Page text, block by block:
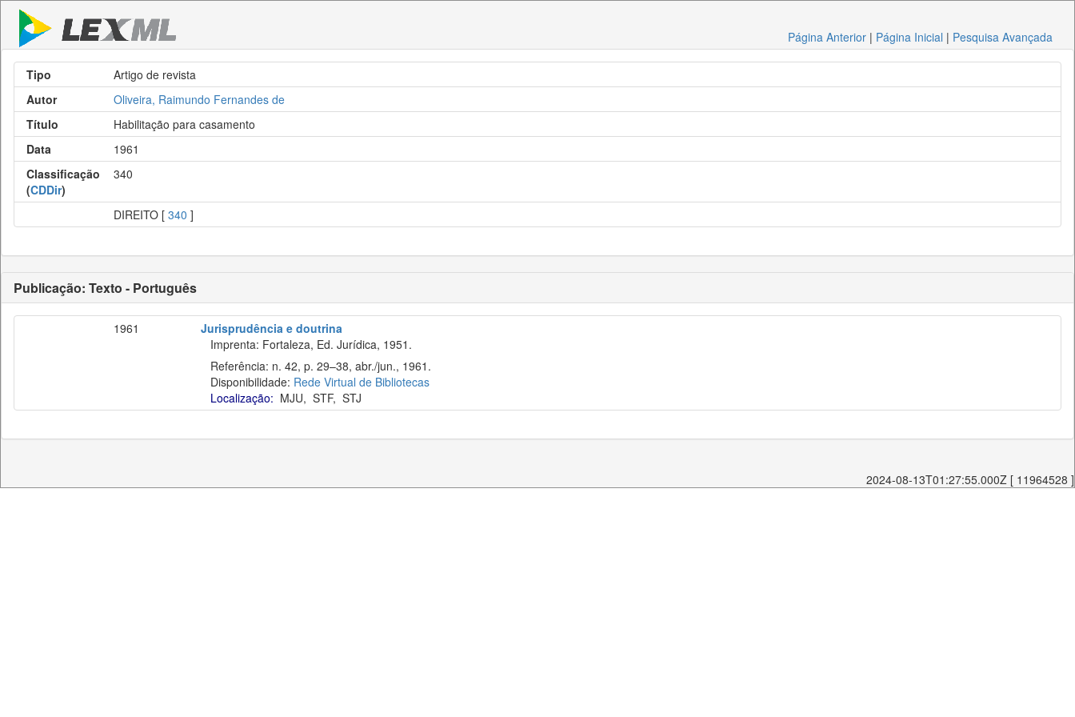
Página Anterior | Página Inicial | Pesquisa Avançada
Tipo
Artigo de revista
Autor
Oliveira, Raimundo Fernandes de
Título
Habilitação para casamento
Data
1961
Classificação
(CDDir)
340
DIREITO [ 340 ]
Publicação: Texto - Português
1961
Jurisprudência e doutrina
Imprenta: Fortaleza, Ed. Jurídica, 1951.
Referência: n. 42, p. 29–38, abr./jun., 1961.
Disponibilidade: Rede Virtual de Bibliotecas
Localização: MJU, STF, STJ
2024-08-13T01:27:55.000Z [ 11964528 ]